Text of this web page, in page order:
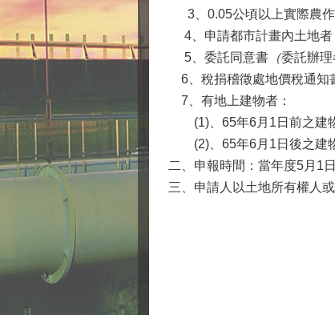
3
0.05公頃以上實際農作
4 、申請都市計畫內土地者
5 、委託同意書 （委託辦
6 、稅捐稽徵處地價稅通知
7 、有地上建物者：
(1)、65年6月1日前之建
(2)、65年6月1日後之建
二、 申報時間：當年度5月 1
三、申請人以土地所有權人